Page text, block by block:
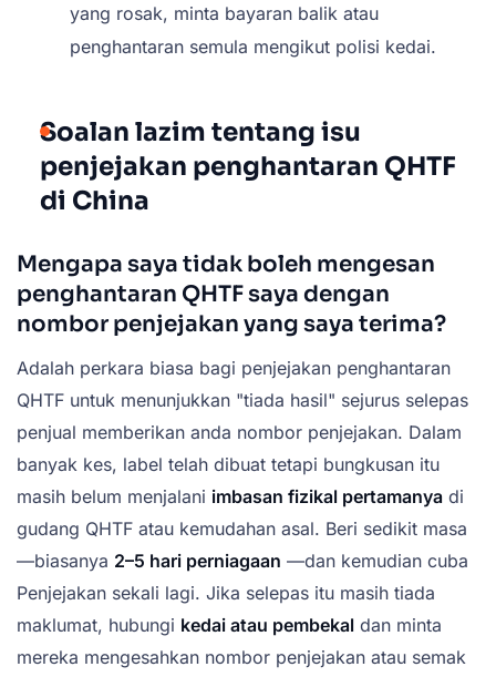
yang rosak, minta bayaran balik atau
penghantaran semula mengikut polisi kedai.
Soalan lazim tentang isu
penjejakan penghantaran QHTF
di China
Mengapa saya tidak boleh mengesan
penghantaran QHTF saya dengan
nombor penjejakan yang saya terima?
Adalah perkara biasa bagi penjejakan penghantaran
QHTF untuk menunjukkan "tiada hasil" sejurus selepas
penjual memberikan anda nombor penjejakan. Dalam
banyak kes, label telah dibuat tetapi bungkusan itu
masih belum menjalani imbasan fizikal pertamanya di
gudang QHTF atau kemudahan asal. Beri sedikit masa
—biasanya 2–5 hari perniagaan —dan kemudian cuba
Penjejakan sekali lagi. Jika selepas itu masih tiada
maklumat, hubungi kedai atau pembekal dan minta
mereka mengesahkan nombor penjejakan atau semak